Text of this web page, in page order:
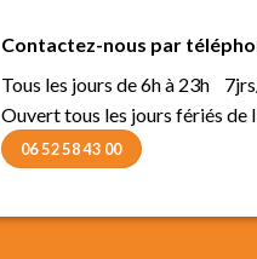
Contactez-nous par
Tous les jours de 6h à 23h
Ouvert tous les jours fériés de
06 52 58 43 00